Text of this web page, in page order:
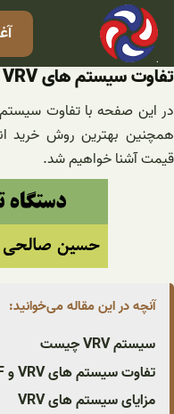
رفتن
محتوا
تفاوت سیستم های VRV و VRF چیست
قیمت آشنا خواهیم شد.
آنچه در این مقاله می‌خوانید:
سیستم VRV چیست
تفاوت سیستم های VRV و VRF
مزایای سیستم های VRV